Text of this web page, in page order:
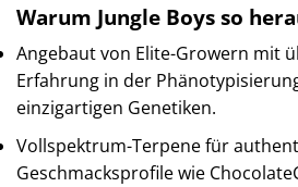
Warum Jungle Boys so
Angebaut von Elite-Growern mit
Erfahrung in der
einzigartigen Genetiken.
Vollspektrum-Terpene für
Geschmacksprofile wie